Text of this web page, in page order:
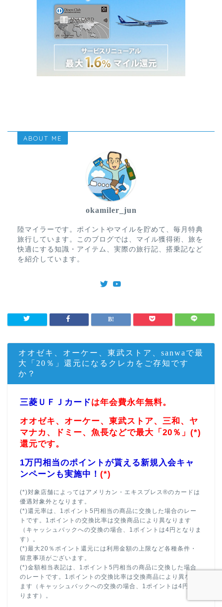
ABOUT ME
okamiler_jun
陸マイラーです。ポイントやマイルを貯めて、毎月特典
旅行しています。このブログでは、マイル獲得術、旅を
快適にする知識・アイテム、実際の旅行記、搭乗記など
を紹介しています。
オオゼキ、オーケー、東武ストア、sanwaで最
大「20％」還元になるクレカをご存知です
か？
三菱ＵＦＪカードは年会費永年無料。
オオゼキ、オーケー、東武ストア、三和、ヤ
マナカ、ドミー、魚長などで最大「20％」(*)
還元です。
1万円相当のポイントが貰える新規入会キャ
ンペーンも実施中！ (*)
(*)対象店舗によってはアメリカン・エキスプレス®のカードは
優遇対象外となります。
(*)還元率は、1ポイント5円相当の商品に交換した場合のレー
トです。1ポイントの交換比率は交換商品により異なります
（キャッシュバックへの交換の場合、1ポイントは4円となりま
す）。
(*)最大20％ポイント還元には利用金額の上限など各種条件・
留意事項がございます。
(*)金額相当表記は、1ポイント5円相当の商品に交換した場合
のレートです。1ポイントの交換比率は交換商品により異なり
ます（キャッシュバックへの交換の場合、1ポイントは4円とな
ります）。